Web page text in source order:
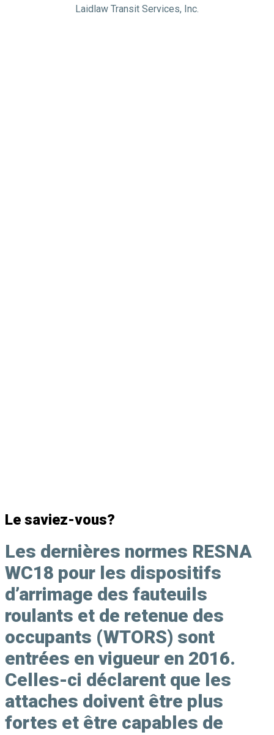
Laidlaw Transit Services, Inc.
Le saviez-vous?
Les dernières normes RESNA
WC18 pour les dispositifs
d’arrimage des fauteuils
roulants et de retenue des
occupants (WTORS) sont
entrées en vigueur en 2016.
Celles-ci déclarent que les
attaches doivent être plus
fortes et être capables de